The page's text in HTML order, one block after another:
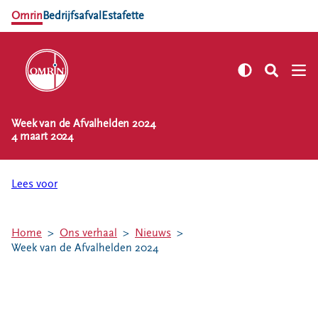
OmrinBedrijfsafval Estafette
NL EN
Zelf regelen
Afvalkalender
Milieustraten
Week van de Afvalhelden 2024
4 maart 2024
Lees voor
Home Ons verhaal
Nieuws
Week van de Afvalhelden 2024